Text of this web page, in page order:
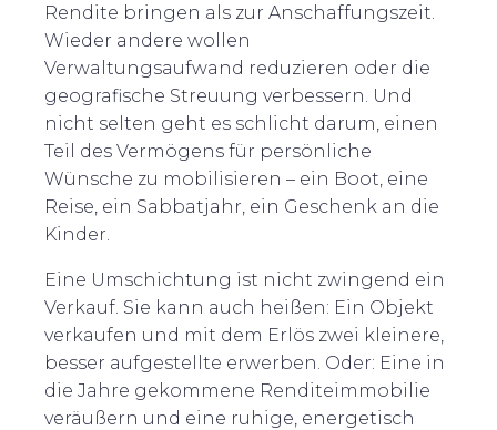
Rendite bringen als zur Anschaffungszeit.
Wieder andere wollen
Verwaltungsaufwand reduzieren oder die
geografische Streuung verbessern. Und
nicht selten geht es schlicht darum, einen
Teil des Vermögens für persönliche
Wünsche zu mobilisieren – ein Boot, eine
Reise, ein Sabbatjahr, ein Geschenk an die
Kinder.
Eine Umschichtung ist nicht zwingend ein
Verkauf. Sie kann auch heißen: Ein Objekt
verkaufen und mit dem Erlös zwei kleinere,
besser aufgestellte erwerben. Oder: Eine in
die Jahre gekommene Renditeimmobilie
veräußern und eine ruhige, energetisch